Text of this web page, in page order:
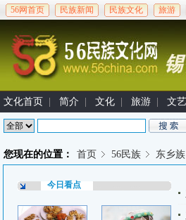
56网首页 民族新闻 民族文化 旅游
文化首页 简介 文化 旅游 文艺
您现在的位置： 首页 56民族 东乡族
今日看点